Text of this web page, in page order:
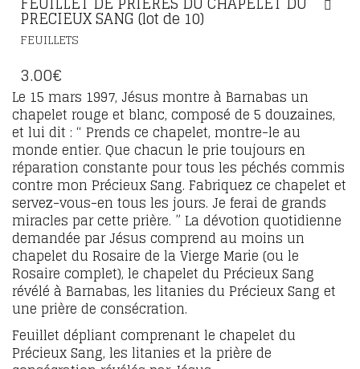
PRECIEUX SANG (lot de 10)
FEUILLETS
3.00€
Le 15 mars 1997, Jésus montre à Barnabas un
chapelet rouge et blanc, composé de 5 douzaines,
et lui dit : “ Prends ce chapelet, montre-le au
monde entier. Que chacun le prie toujours en
réparation constante pour tous les péchés commis
contre mon Précieux Sang. Fabriquez ce chapelet et
servez-vous-en tous les jours. Je ferai de grands
miracles par cette prière. ” La dévotion quotidienne
demandée par Jésus comprend au moins un
chapelet du Rosaire de la Vierge Marie (ou le
Rosaire complet), le chapelet du Précieux Sang
révélé à Barnabas, les litanies du Précieux Sang et
une prière de consécration.
Feuillet dépliant comprenant le chapelet du
Précieux Sang, les litanies et la prière de